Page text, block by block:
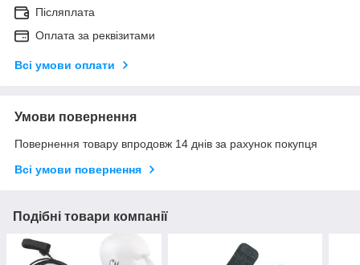
Післяплата
Оплата за реквізитами
Всі умови оплати
Умови повернення
Повернення товару впродовж 14 днів за рахунок покупця
Всі умови повернення
Подібні товари компанії